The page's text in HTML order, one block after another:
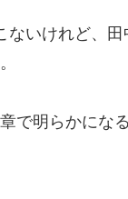
いけれど、
で明らかにな